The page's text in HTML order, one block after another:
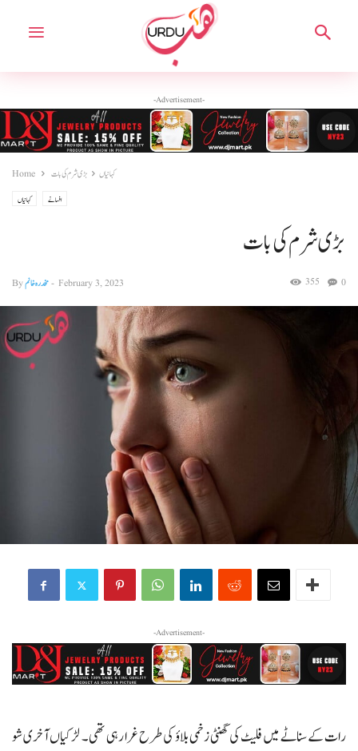
-Advertisement-
Home کہانیاں بڑی شرم کی بات
کہانیاں افسانے
بڑی شرم کی بات
Byمخدرہ خانم- February 3, 2023 0
355
-Advertisement-
رات کے سناٹے میں فلیٹ کی گھنٹی زخمی بلاؤ کی طرح غرا رہی تھی۔ لڑکیاں آخری شو